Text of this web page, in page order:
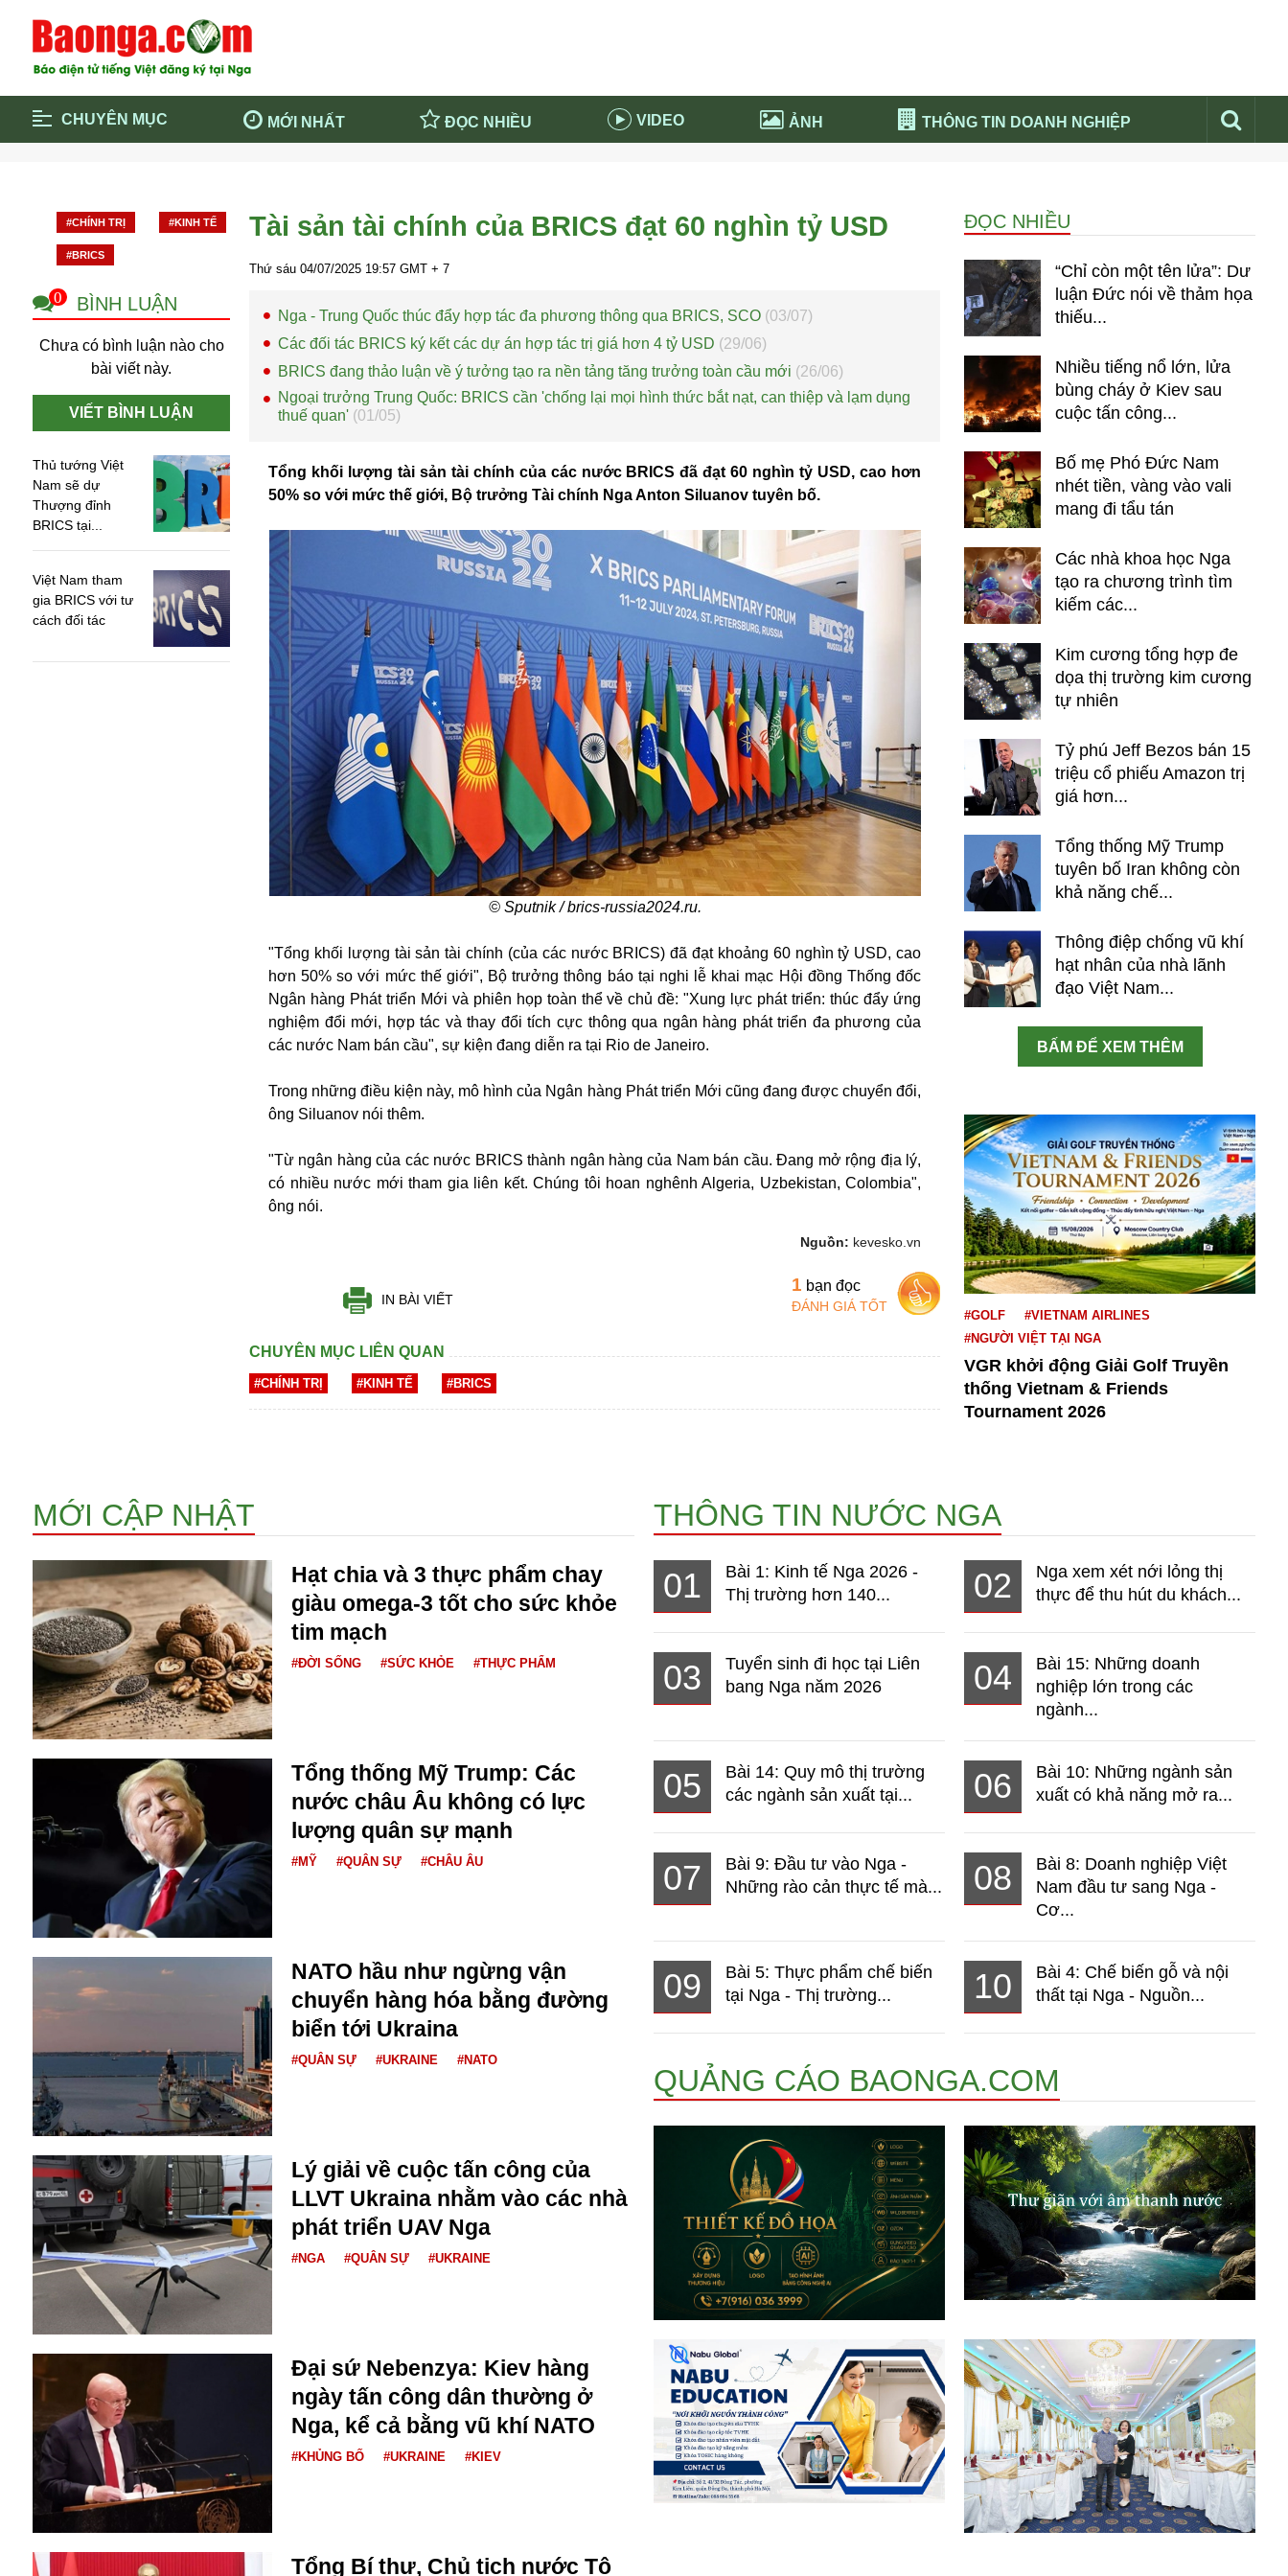
CHUYÊN MỤC MỚI NHẤT ĐỌC NHIỀU VIDEO ẢNH THÔNG TIN DOANH NGHIỆP
Nổi bật báo nga
Cộng đồng
Thông tin nước Nga NABU EDUCATION
Thư viện media
Cuộc sống quanh ta
Khám phá nước Nga
Phân tích thị trường Nga 2026
Quảng cáo
Bóng đá
Bill Gates
Bí ẩn
Bitcoin
Bamboo Airways
Báo Nga có gì?
Biển Đông
Barrack Obama
Bắc Kinh
Buôn bán ở Nga
Bộ Quốc phòng
Bão tuyết
Blockchain
Bình Dương
Biển Đen
Boeing
Bulgaria
Biến chủng
Baikal
Bakhmut
Crimea
Chính trị
Công nghệ
Chuyện hay
Casino
Chiến tranh thương mại
Chi hội phụ nữ TTTM Mátxcơva
Chính trị Nga
Chợ Vòm
Cảnh sát
Cấm bay
Cao tốc
Canada
#CHÍNH TRỊ #KINH TẾ
#BRICS
0 BÌNH LUẬN
Chưa có bình luận nào cho
bài viết này.
VIẾT BÌNH LUẬN
Thủ tướng Việt
Nam sẽ dự
Thượng đỉnh
BRICS tại...
Việt Nam tham
gia BRICS với tư
cách đối tác
Tài sản tài chính của BRICS đạt 60 nghìn tỷ USD
Thứ sáu 04/07/2025 19:57 GMT + 7
Nga - Trung Quốc thúc đẩy hợp tác đa phương thông qua BRICS, SCO (03/07)
Các đối tác BRICS ký kết các dự án hợp tác trị giá hơn 4 tỷ USD (29/06)
BRICS đang thảo luận về ý tưởng tạo ra nền tảng tăng trưởng toàn cầu mới (26/06)
Ngoại trưởng Trung Quốc: BRICS cần 'chống lại mọi hình thức bắt nạt, can thiệp và lạm dụng
thuế quan' (01/05)
Tổng khối lượng tài sản tài chính của các nước BRICS đã đạt 60 nghìn tỷ USD, cao hơn
50% so với mức thế giới, Bộ trưởng Tài chính Nga Anton Siluanov tuyên bố.
© Sputnik / brics-russia2024.ru.
"Tổng khối lượng tài sản tài chính (của các nước BRICS) đã đạt khoảng 60 nghìn tỷ USD, cao
hơn 50% so với mức thế giới", Bộ trưởng thông báo tại nghi lễ khai mạc Hội đồng Thống đốc
Ngân hàng Phát triển Mới và phiên họp toàn thể về chủ đề: "Xung lực phát triển: thúc đẩy ứng
nghiệm đổi mới, hợp tác và thay đổi tích cực thông qua ngân hàng phát triển đa phương của
các nước Nam bán cầu", sự kiện đang diễn ra tại Rio de Janeiro.
Trong những điều kiện này, mô hình của Ngân hàng Phát triển Mới cũng đang được chuyển đổi,
ông Siluanov nói thêm.
"Từ ngân hàng của các nước BRICS thành ngân hàng của Nam bán cầu. Đang mở rộng địa lý,
có nhiều nước mới tham gia liên kết. Chúng tôi hoan nghênh Algeria, Uzbekistan, Colombia",
ông nói.
Nguồn: kevesko.vn
IN BÀI VIẾT
1 bạn đọc
ĐÁNH GIÁ TỐT
CHUYÊN MỤC LIÊN QUAN
#CHÍNH TRỊ #KINH TẾ #BRICS
ĐỌC NHIỀU
“Chỉ còn một tên lửa”: Dư
luận Đức nói về thảm họa
thiếu...
Nhiều tiếng nổ lớn, lửa
bùng cháy ở Kiev sau
cuộc tấn công...
Bố mẹ Phó Đức Nam
nhét tiền, vàng vào vali
mang đi tẩu tán
Các nhà khoa học Nga
tạo ra chương trình tìm
kiếm các...
Kim cương tổng hợp đe
dọa thị trường kim cương
tự nhiên
Tỷ phú Jeff Bezos bán 15
triệu cổ phiếu Amazon trị
giá hơn...
Tổng thống Mỹ Trump
tuyên bố Iran không còn
khả năng chế...
Thông điệp chống vũ khí
hạt nhân của nhà lãnh
đạo Việt Nam...
BẤM ĐỂ XEM THÊM
#GOLF
#VIETNAM AIRLINES
#NGƯỜI VIỆT TẠI NGA
VGR khởi động Giải Golf Truyền
thống Vietnam & Friends
Tournament 2026
MỚI CẬP NHẬT
Hạt chia và 3 thực phẩm chay
giàu omega-3 tốt cho sức khỏe
tim mạch
#ĐỜI SỐNG #SỨC KHỎE #THỰC PHẨM
Tổng thống Mỹ Trump: Các
nước châu Âu không có lực
lượng quân sự mạnh
#MỸ #QUÂN SỰ #CHÂU ÂU
NATO hầu như ngừng vận
chuyển hàng hóa bằng đường
biển tới Ukraina
#QUÂN SỰ #UKRAINE #NATO
Lý giải về cuộc tấn công của
LLVT Ukraina nhằm vào các nhà
phát triển UAV Nga
#NGA #QUÂN SỰ #UKRAINE
Đại sứ Nebenzya: Kiev hàng
ngày tấn công dân thường ở
Nga, kể cả bằng vũ khí NATO
#KHỦNG BỐ #UKRAINE #KIEV
Tổng Bí thư, Chủ tịch nước Tô
THÔNG TIN NƯỚC NGA
01
Bài 1: Kinh tế Nga 2026 -
Thị trường hơn 140...
02
Nga xem xét nới lỏng thị
thực để thu hút du khách...
03
Tuyển sinh đi học tại Liên
bang Nga năm 2026
04
Bài 15: Những doanh
nghiệp lớn trong các
ngành...
05
Bài 14: Quy mô thị trường
các ngành sản xuất tại...
06
Bài 10: Những ngành sản
xuất có khả năng mở ra...
07
Bài 9: Đầu tư vào Nga -
Những rào cản thực tế mà...
08
Bài 8: Doanh nghiệp Việt
Nam đầu tư sang Nga -
Cơ...
09
Bài 5: Thực phẩm chế biến
tại Nga - Thị trường...
10
Bài 4: Chế biến gỗ và nội
thất tại Nga - Nguồn...
QUẢNG CÁO BAONGA.COM